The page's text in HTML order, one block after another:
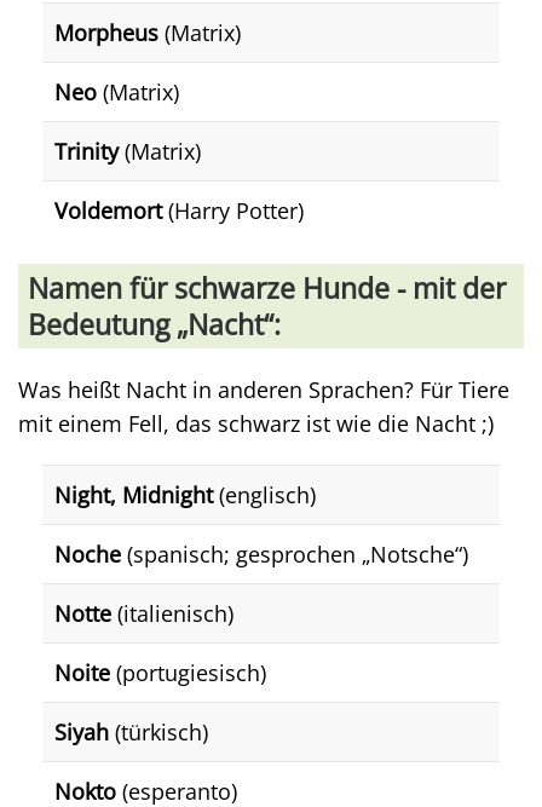
Morpheus (Matrix)
Neo (Matrix)
Trinity(Matrix)
Voldemort(Harry Potter)
Namen für schwarze Hunde - mit der
Bedeutung „Nacht“:
Was heißt Nacht in anderen Sprachen? Für Tiere
mit einem Fell, das schwarz ist wie die Nacht ;)
Night, Midnight(englisch)
Noche (spanisch; gesprochen „Notsche“)
Notte (italienisch)
Noite (portugiesisch)
Siyah (türkisch)
Nokto (esperanto)